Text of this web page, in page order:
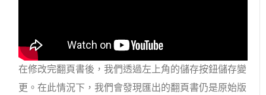
在修改完翻頁書後，我們透過左上角的儲存按鈕儲存變
更。在此情況下，我們會發現匯出的翻頁書仍是原始版